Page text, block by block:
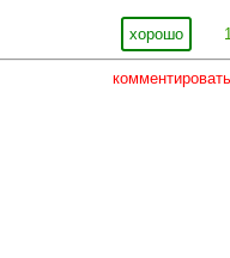
хорошо
комментировать